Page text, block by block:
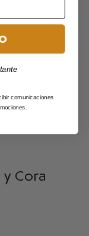
Mirta
Coco
Cora
comunicaciones